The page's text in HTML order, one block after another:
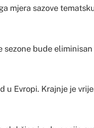
mjera sazove
bude
u Evropi. Krajnje je